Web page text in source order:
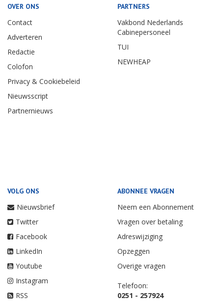
OVER ONS
Contact
Adverteren
Redactie
Colofon
Privacy & Cookiebeleid
Nieuwsscript
Partnernieuws
PARTNERS
Vakbond Nederlands
Cabinepersoneel
TUI
NEWHEAP
VOLG ONS
Nieuwsbrief
Twitter
Facebook
LinkedIn
Youtube
Instagram
RSS
ABONNEE VRAGEN
Neem een Abonnement
Vragen over betaling
Adreswijziging
Opzeggen
Overige vragen
Telefoon:
0251 - 257924